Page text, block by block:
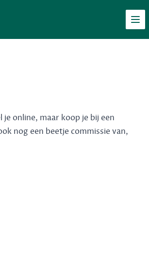
online, maar koop je bij een
nog een beetje commissie van,